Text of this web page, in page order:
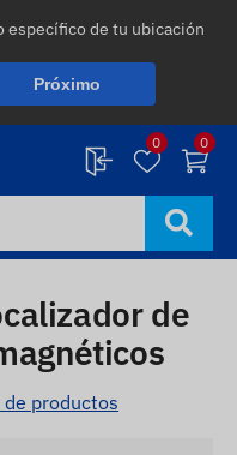
específico de tu ubicación
Próximo
0 0
de
de productos